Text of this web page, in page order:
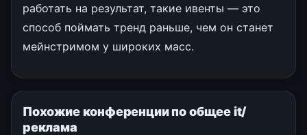
работать на результат, такие ивенты — это
способ поймать тренд раньше, чем он станет
мейнстримом у широких масс.
Похожие конференции по общее it/
реклама